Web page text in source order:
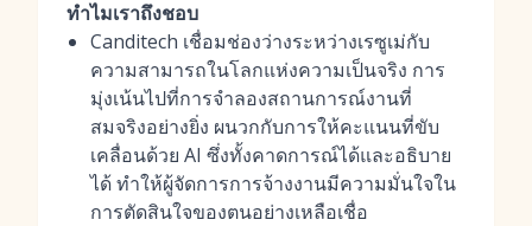
ทำไมเราถึงชอบ
Canditech เชื่อมช่องว่างระหว่างเรซูเม่กับ
ความสามารถในโลกแห่งความเป็นจริง การ
มุ่งเน้นไปที่การจำลองสถานการณ์งานที่
สมจริงอย่างยิ่ง ผนวกกับการให้คะแนนที่ขับ
เคลื่อนด้วย AI ซึ่งทั้งคาดการณ์ได้และอธิบาย
ได้ ทำให้ผู้จัดการการจ้างงานมีความมั่นใจใน
การตัดสินใจของตนอย่างเหลือเชื่อ